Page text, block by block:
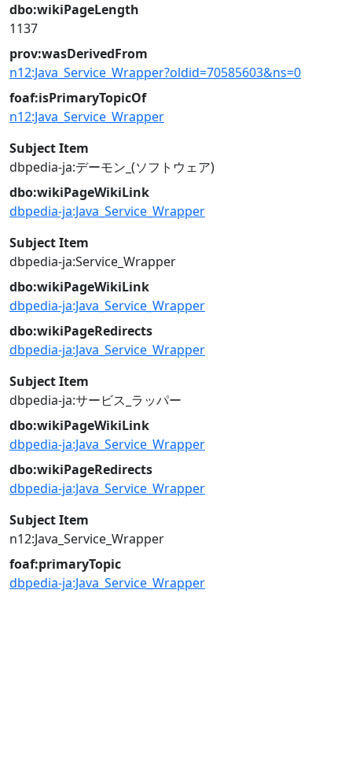
dbo:wikiPageLength
1137
prov:wasDerivedFrom
n12:Java_Service_Wrapper?oldid=70585603&ns=0
foaf:isPrimaryTopicOf
n12:Java_Service_Wrapper
Subject Item
dbpedia-ja:デーモン_(ソフトウェア)
dbo:wikiPageWikiLink
dbpedia-ja:Java_Service_Wrapper
Subject Item
dbpedia-ja:Service_Wrapper
dbo:wikiPageWikiLink
dbpedia-ja:Java_Service_Wrapper
dbo:wikiPageRedirects
dbpedia-ja:Java_Service_Wrapper
Subject Item
dbpedia-ja:サービス_ラッパー
dbo:wikiPageWikiLink
dbpedia-ja:Java_Service_Wrapper
dbo:wikiPageRedirects
dbpedia-ja:Java_Service_Wrapper
Subject Item
n12:Java_Service_Wrapper
foaf:primaryTopic
dbpedia-ja:Java_Service_Wrapper